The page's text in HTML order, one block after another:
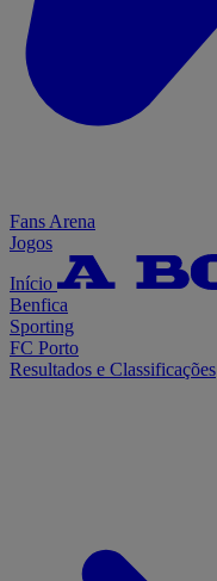
Fans Arena
Jogos
Início
Benfica
Sporting
FC Porto
Resultados e Classificações